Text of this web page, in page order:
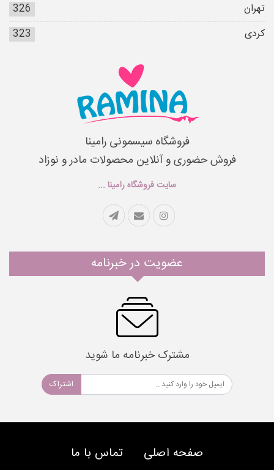
تهران
326
کردی
323
فروشگاه سیسمونی رامینا
فروش حضوری و آنلاین محصولات مادر و نوزاد
سایت فروشگاه رامینا ...
عضویت در خبرنامه
مشترک خبرنامه ما شوید
اشتراک
صفحه اصلی
تماس با ما